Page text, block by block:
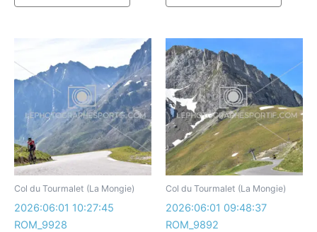
Col du Tourmalet (La Mongie)
2026:06:01 10:27:45
ROM_9928
Col du Tourmalet (La Mongie)
2026:06:01 09:48:37
ROM_9892